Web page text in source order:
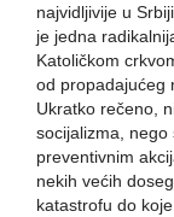
najvidljivije u
je jedna
Katoličkom
od propadajućeg
Ukratko rečeno,
socijalizma, nego
preventivnim
nekih većih
katastrofu do